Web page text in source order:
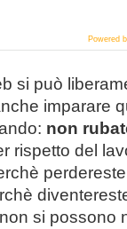
Powered
si può
imparare
non
rispetto del
si possono